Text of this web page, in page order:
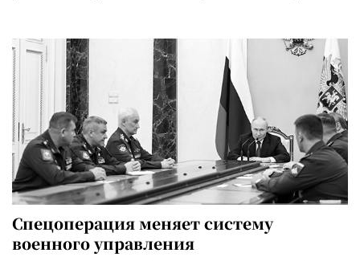
Спецоперация меняет систему
военного управления